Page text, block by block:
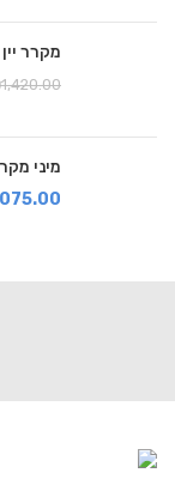
מקרר יין צר
1,420.00
מיני מקרר 23 ליטר חזית